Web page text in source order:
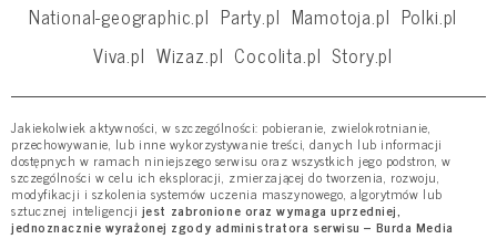
National-geographic.pl Party.pl Mamotoja.pl Polki.pl
Viva.pl Wizaz.pl Cocolita.pl Story.pl
Jakiekolwiek aktywności, w szczególności: pobieranie, zwielokrotnianie,
przechowywanie, lub inne wykorzystywanie treści, danych lub informacji
dostępnych w ramach niniejszego serwisu oraz wszystkich jego podstron, w
szczególności w celu ich eksploracji, zmierzającej do tworzenia, rozwoju,
modyfikacji i szkolenia systemów uczenia maszynowego, algorytmów lub
sztucznej inteligencji jest zabronione oraz wymaga uprzedniej,
jednoznacznie wyrażonej zgody administratora serwisu – Burda Media